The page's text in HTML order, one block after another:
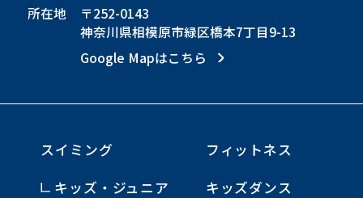
所在地
〒252-0143
神奈川県相模原市緑区橋本7丁目9-13
Google Mapはこちら
スイミング
キッズ・ジュニア
フィットネス
キッズダンス